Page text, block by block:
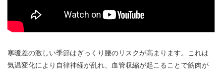
寒暖差の激しい季節はぎっくり腰のリスクが高まります。これは
気温変化により自律神経が乱れ、血管収縮が起こることで筋肉が